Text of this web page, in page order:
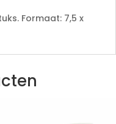
Formaat: 7,5 x